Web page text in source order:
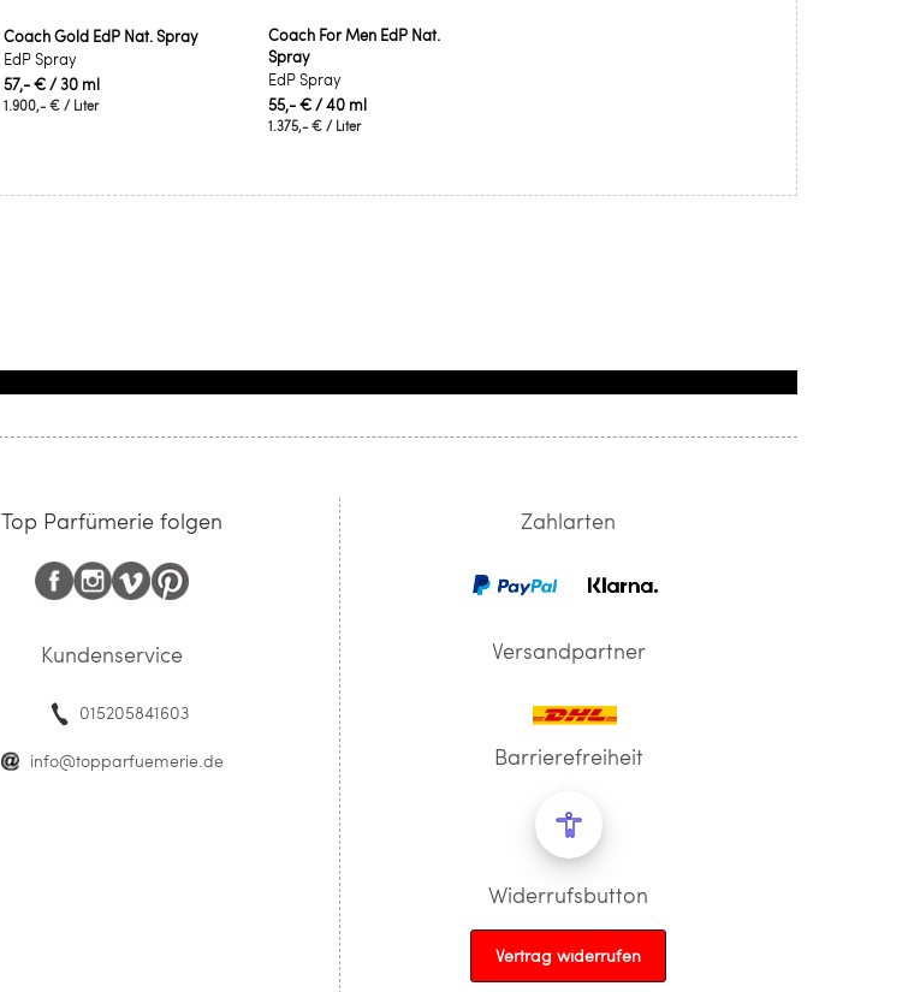
Coach Gold EdP Nat. Spray
EdP Spray
57,- €/ 30 ml
1.900,- € / Liter
Coach For Men EdP Nat.
Spray
EdP Spray
55,- €/ 40 ml
1.375,- €/ Liter
Top Parfümerie folgen
Kundenservice
015205841603
info@topparfuemerie.de
Zahlarten
Versandpartner
Barrierefreiheit
Widerrufsbutton
Vertrag widerrufen